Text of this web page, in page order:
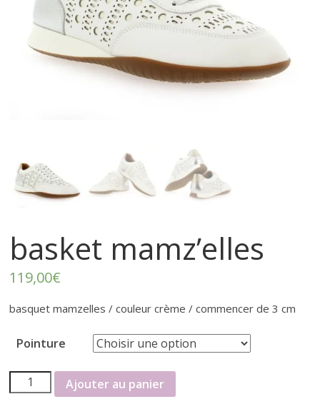
p
t
à
p
o
r
t
e
basket mamz’elles
119,00€
basquet mamzelles / couleur crème / commencer de 3 cm
Pointure
quantité
de
Ajouter au panier